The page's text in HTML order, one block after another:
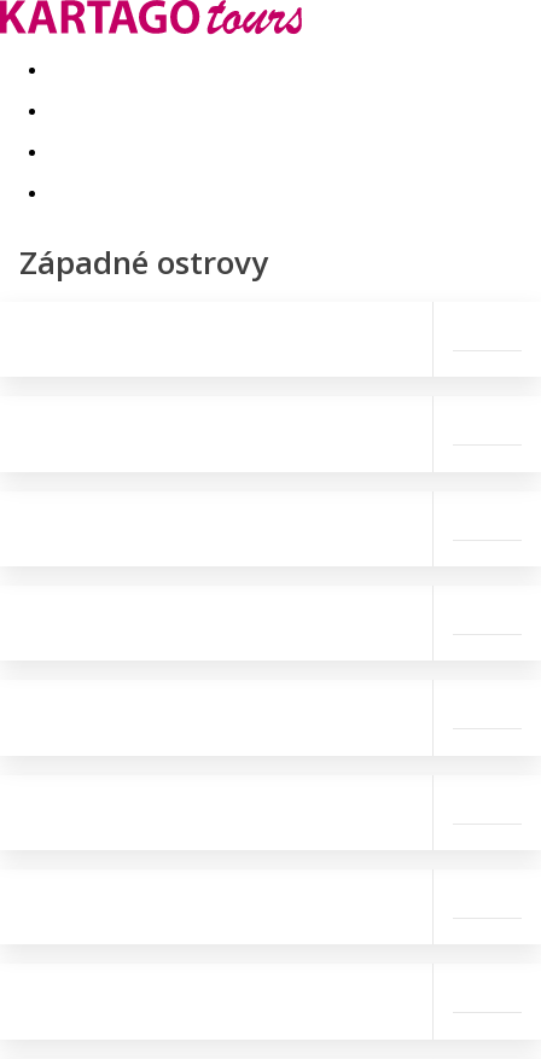
Last minute Dovolenkové kluby
Západné ostrovy